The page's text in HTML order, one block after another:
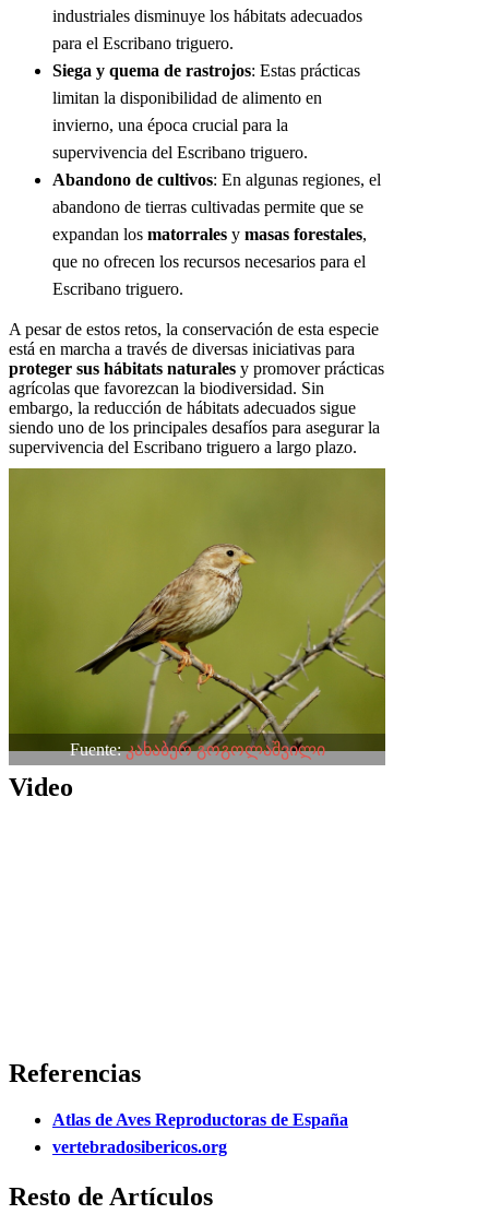
industriales disminuye los hábitats adecuados
para el Escribano triguero.
Siega y quema de rastrojos: Estas prácticas
limitan la disponibilidad de alimento en
invierno, una época crucial para la
supervivencia del Escribano triguero.
Abandono de cultivos: En algunas regiones, el
abandono de tierras cultivadas permite que se
expandan los matorrales y masas forestales,
que no ofrecen los recursos necesarios para el
Escribano triguero.
A pesar de estos retos, la conservación de esta especie
está en marcha a través de diversas iniciativas para
proteger sus hábitats naturales y promover prácticas
agrícolas que favorezcan la biodiversidad. Sin
embargo, la reducción de hábitats adecuados sigue
siendo uno de los principales desafíos para asegurar la
supervivencia del Escribano triguero a largo plazo.
Fuente:კახაბერ გოგოლაშვილი
Video
Referencias
Atlas de Aves Reproductoras de España
vertebradosibericos.org
Resto de Artículos